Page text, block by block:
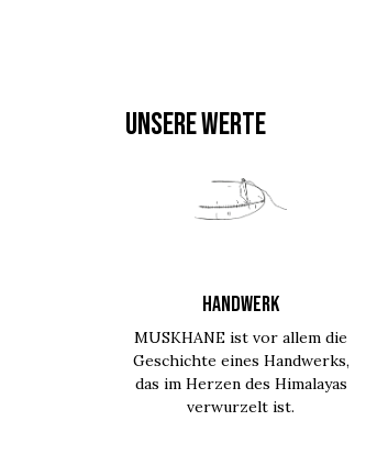
UNSERE WERTE
HANDWERK
MUSKHANE ist vor allem die
Geschichte eines Handwerks,
das im Herzen des Himalayas
verwurzelt ist.